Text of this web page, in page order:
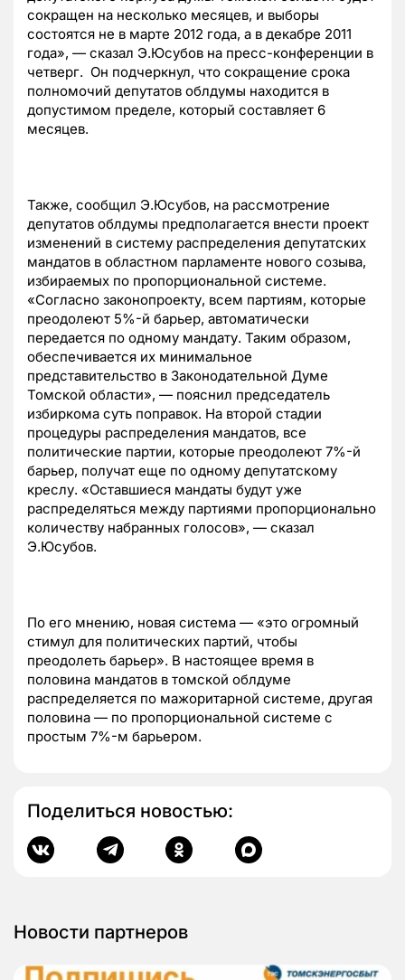
сокращен на несколько месяцев, и выборы
состоятся не в марте 2012 года, а в декабре 2011
года», — сказал Э.Юсубов на пресс-конференции в
четверг. Он подчеркнул, что сокращение срока
полномочий депутатов облдумы находится в
допустимом пределе, который составляет 6
месяцев.
Также, сообщил Э.Юсубов, на рассмотрение
депутатов облдумы предполагается внести проект
изменений в систему распределения депутатских
мандатов в областном парламенте нового созыва,
избираемых по пропорциональной системе.
«Согласно законопроекту, всем партиям, которые
преодолеют 5%-й барьер, автоматически
передается по одному мандату. Таким образом,
обеспечивается их минимальное
представительство в Законодательной Думе
Томской области», — пояснил председатель
избиркома суть поправок. На второй стадии
процедуры распределения мандатов, все
политические партии, которые преодолеют 7%-й
барьер, получат еще по одному депутатскому
креслу. «Оставшиеся мандаты будут уже
распределяться между партиями пропорционально
количеству набранных голосов», — сказал
Э.Юсубов.
По его мнению, новая система — «это огромный
стимул для политических партий, чтобы
преодолеть барьер». В настоящее время в
половина мандатов в томской облдуме
распределяется по мажоритарной системе, другая
половина — по пропорциональной системе с
простым 7%-м барьером.
Поделиться новостью:
Новости партнеров